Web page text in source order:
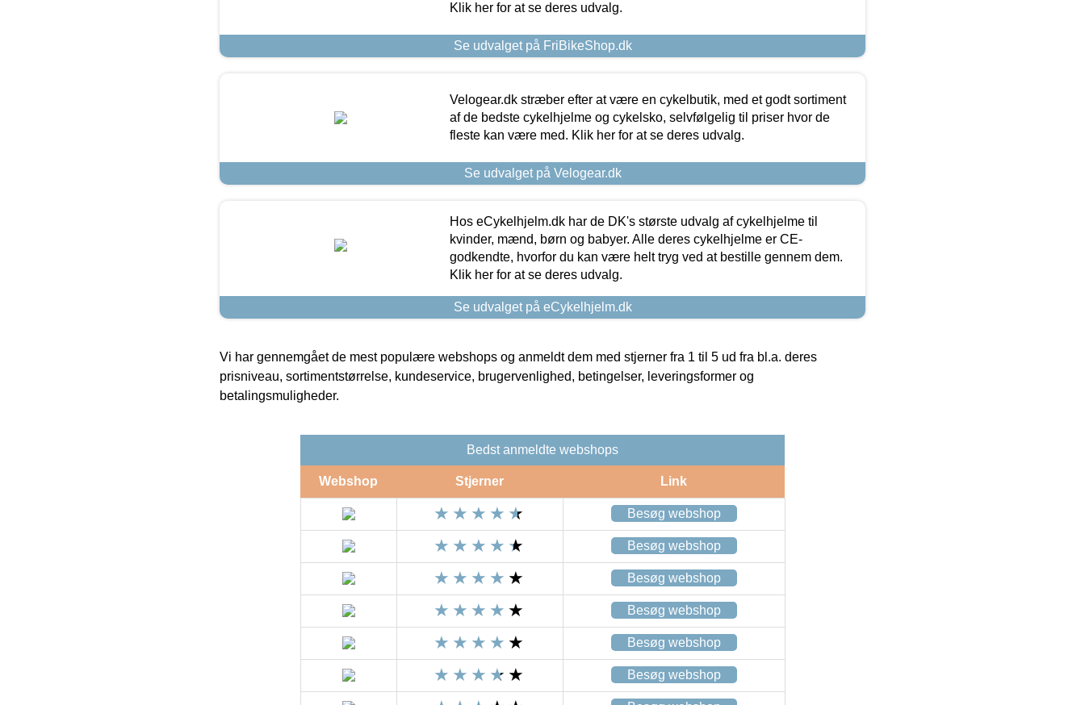
Klik her for at se deres udvalg.
Se udvalget på FriBikeShop.dk
Velogear.dk stræber efter at være en cykelbutik, med et godt sortiment
af de bedste cykelhjelme og cykelsko, selvfølgelig til priser hvor de
fleste kan være med. Klik her for at se deres udvalg.
Se udvalget på Velogear.dk
Hos eCykelhjelm.dk har de DK's største udvalg af cykelhjelme til
kvinder, mænd, børn og babyer. Alle deres cykelhjelme er CE-
godkendte, hvorfor du kan være helt tryg ved at bestille gennem dem.
Klik her for at se deres udvalg.
Se udvalget på eCykelhjelm.dk
Vi har gennemgået de mest populære webshops og anmeldt dem med stjerner fra 1 til 5 ud fra bl.a. deres
prisniveau, sortimentstørrelse, kundeservice, brugervenlighed, betingelser, leveringsformer og
betalingsmuligheder.
Bedst anmeldte webshops
Webshop Stjerner Link
Besøg webshop
Besøg webshop
Besøg webshop
Besøg webshop
Besøg webshop
Besøg webshop